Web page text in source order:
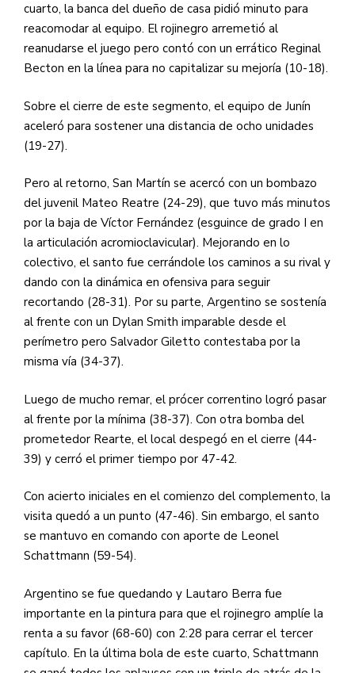
cuarto, la banca del dueño de casa pidió minuto para
reacomodar al equipo. El rojinegro arremetió al
reanudarse el juego pero contó con un errático Reginal
Becton en la línea para no capitalizar su mejoría (10-18).
Sobre el cierre de este segmento, el equipo de Junín
aceleró para sostener una distancia de ocho unidades
(19-27).
Pero al retorno, San Martín se acercó con un bombazo
del juvenil Mateo Reatre (24-29), que tuvo más minutos
por la baja de Víctor Fernández (esguince de grado I en
la articulación acromioclavicular). Mejorando en lo
colectivo, el santo fue cerrándole los caminos a su rival y
dando con la dinámica en ofensiva para seguir
recortando (28-31). Por su parte, Argentino se sostenía
al frente con un Dylan Smith imparable desde el
perímetro pero Salvador Giletto contestaba por la
misma vía (34-37).
Luego de mucho remar, el prócer correntino logró pasar
al frente por la mínima (38-37). Con otra bomba del
prometedor Rearte, el local despegó en el cierre (44-
39) y cerró el primer tiempo por 47-42.
Con acierto iniciales en el comienzo del complemento, la
visita quedó a un punto (47-46). Sin embargo, el santo
se mantuvo en comando con aporte de Leonel
Schattmann (59-54).
Argentino se fue quedando y Lautaro Berra fue
importante en la pintura para que el rojinegro amplíe la
renta a su favor (68-60) con 2:28 para cerrar el tercer
capítulo. En la última bola de este cuarto, Schattmann